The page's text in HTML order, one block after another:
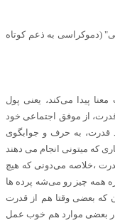
(دموکراسی به ذعم کوتاه
پیدا می‌کند، یعنی پول
از موفق اجتماعی خود
قدرت، به حرف و جوابگوی
که میتونی انجام می دهند
،خلاصه می‌دونی که هیچ
همه چيز رو می‌شه پرده‌ ها
که بعضی وقتا هم از قدرت
بعضی موارد هم خوب عمل